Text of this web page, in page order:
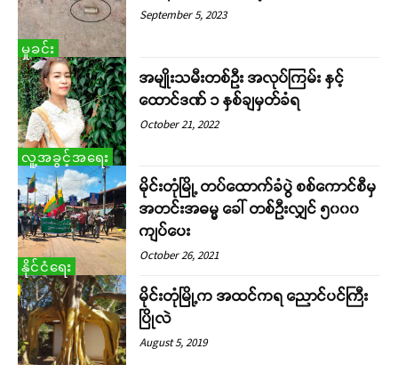
မှုခင်း
September 5, 2023
လူ့အခွင့်အရေး
အမျိုးသမီးတစ်ဦး အလုပ်ကြမ်း နှင့်
ထောင်ဒဏ် ၁ နှစ်ချမှတ်ခံရ
October 21, 2022
နိုင်ငံရေး
မိုင်းတုံမြို့ တပ်ထောက်ခံပွဲ စစ်ကောင်စီမှ
အတင်းအဓမ္မ ခေါ် တစ်ဦးလျှင် ၅၀၀၀
ကျပ်ပေး
October 26, 2021
မိုင်းတုံမြို့က အထင်ကရ ညောင်ပင်ကြီး
ပြိုလဲ
August 5, 2019